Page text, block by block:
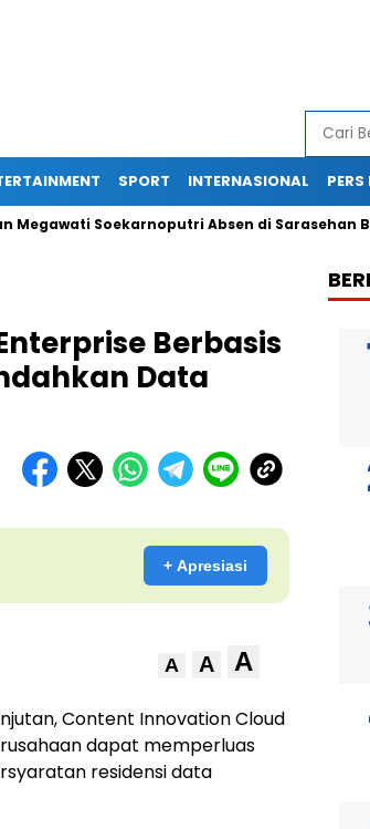
SPORT INTERNASIONAL PERS
Soekarnoputri Absen di Sarasehan BPIP,
Berbasis
Data
+ Apresiasi
A A A
Content Innovation Cloud
dapat memperluas
residensi data